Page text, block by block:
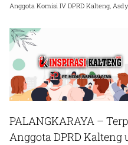
Anggota Komisi IV DPRD Kalteng,
PALANGKARAYA –
Anggota DPRD Kalteng